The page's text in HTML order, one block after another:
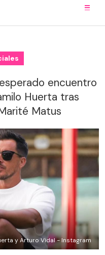
encuentro
Huerta tras
Matus
y Arturo Vidal - Instagram